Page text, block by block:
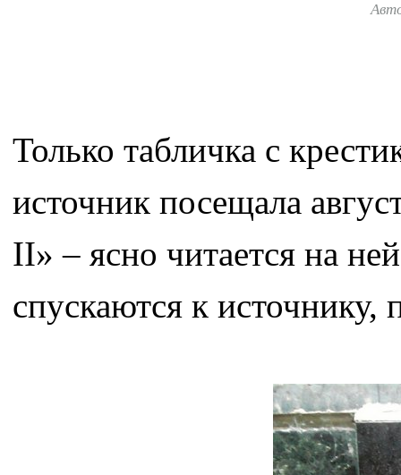
Только табличка с
источник посещала
II» – ясно читается на
спускаются к источнику,